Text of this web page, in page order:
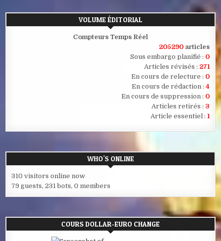
VOLUME ÉDITORIAL
Compteurs Temps Réel
205290 articles
Sous embargo planifié : 0
Articles révisés : 271
En cours de relecture : 0
En cours de rédaction : 4
En cours de suppression : 0
Articles retirés : 3
Article essentiel : 1
WHO'S ONLINE
310 visitors online now
79 guests, 231 bots, 0 members
COURS DOLLAR-EURO CHANGE